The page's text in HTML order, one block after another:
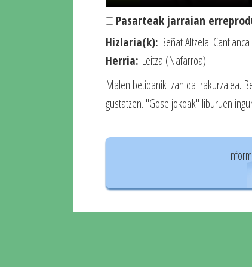
Pasarteak jarraian
Hizlaria(k): Beñat Altzelai
Herria: Leitza (Nafarroa)
Malen betidanik izan da irakurzalea.
gustatzen. "Gose jokoak" liburuen